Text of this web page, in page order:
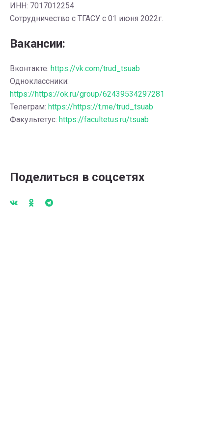
ИНН: 7017012254
Сотрудничество с ТГАСУ с 01 июня 2022г.
Вакансии:
Вконтакте: https://vk.com/trud_tsuab
Одноклассники:
https://https://ok.ru/group/62439534297281
Телеграм: https://https://t.me/trud_tsuab
Факультетус: https://facultetus.ru/tsuab
Поделиться в соцсетях